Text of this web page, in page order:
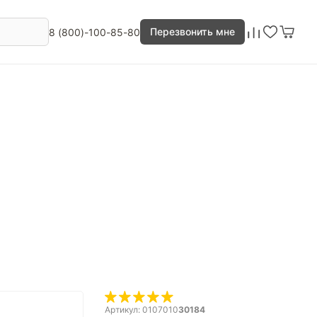
8 (800)-100-85-80 Перезвонить мне
Артикул: 010701030184